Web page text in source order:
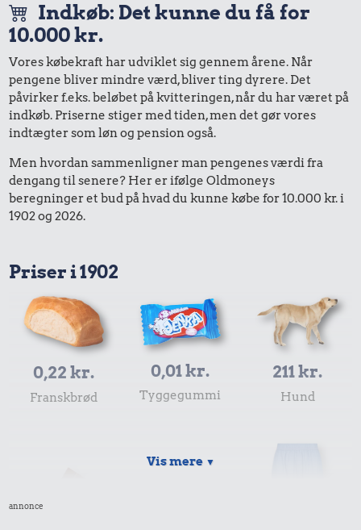
Indkøb: Det kunne du få for
10.000 kr.
Vores købekraft har udviklet sig gennem årene. Når
pengene bliver mindre værd, bliver ting dyrere. Det
påvirker f.eks. beløbet på kvitteringen, når du har været på
indkøb. Priserne stiger med tiden, men det gør vores
indtægter som løn og pension også.
Men hvordan sammenligner man pengenes værdi fra
dengang til senere? Her er ifølge Oldmoneys
beregninger et bud på hvad du kunne købe for 10.000 kr. i
1902 og 2026.
Priser i 1902
0,22 kr.
Franskbrød
0,01 kr.
Tyggegummi
211 kr.
Hund
Vis mere ▼
annonce